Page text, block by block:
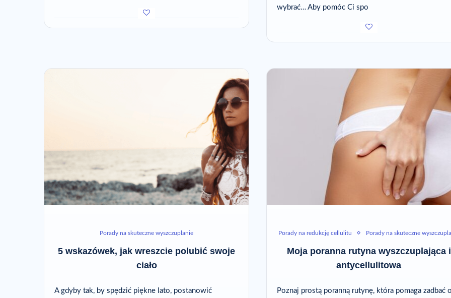
wybrać… Aby pomóc Ci spo
Porady na skuteczne wyszczuplanie
5 wskazówek, jak wreszcie polubić swoje
ciało
A gdyby tak, by spędzić piękne lato, postanowić
Porady na redukcję cellulitu Porady na skuteczne
Moja poranna rutyna wyszczuplająca i
antycellulitowa
Poznaj prostą poranną rutynę, która pomaga zadbać